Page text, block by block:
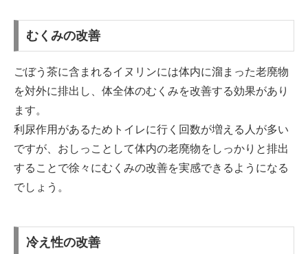
むくみの改善
ごぼう茶に含まれるイヌリンには体内に溜まった老廃物
を対外に排出し、体全体のむくみを改善する効果があり
ます。
利尿作用があるためトイレに行く回数が増える人が多い
ですが、おしっことして体内の老廃物をしっかりと排出
することで徐々にむくみの改善を実感できるようになる
でしょう。
冷え性の改善